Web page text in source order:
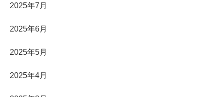
2025年7月
2025年6月
2025年5月
2025年4月